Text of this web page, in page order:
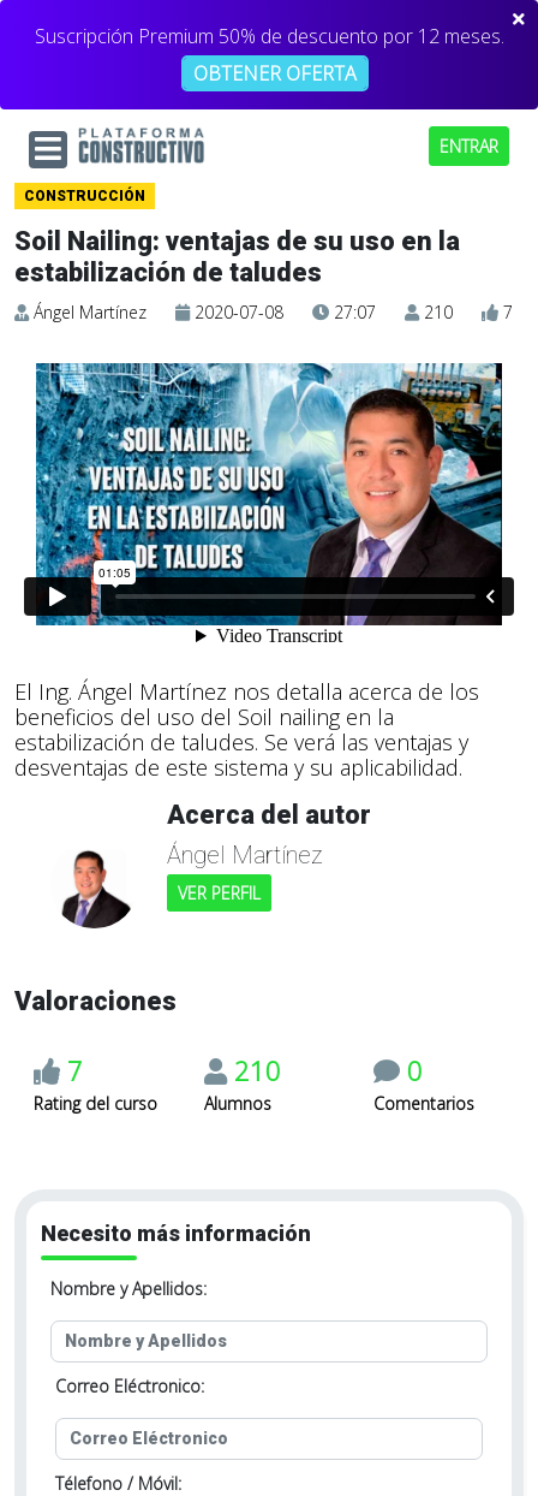
Suscripción Premium 50% de descuento por 12 meses.
OBTENER OFERTA
ENTRAR
CONSTRUCCIÓN
Soil Nailing: ventajas de su uso en la
estabilización de taludes
Ángel Martínez 2020-07-08 27:07 210 7
El Ing. Ángel Martínez nos detalla acerca de los
beneficios del uso del Soil nailing en la
estabilización de taludes. Se verá las ventajas y
desventajas de este sistema y su aplicabilidad.
Acerca del autor
Ángel Martínez
VER PERFIL
Valoraciones
7
Rating del curso
210
Alumnos
0
Comentarios
Necesito más información
Nombre y Apellidos:
Correo Eléctronico:
Télefono / Móvil: